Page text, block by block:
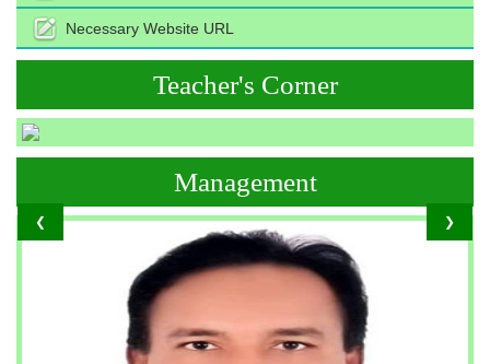
Necessary Website URL
Teacher's Corner
❮ ❯
Management